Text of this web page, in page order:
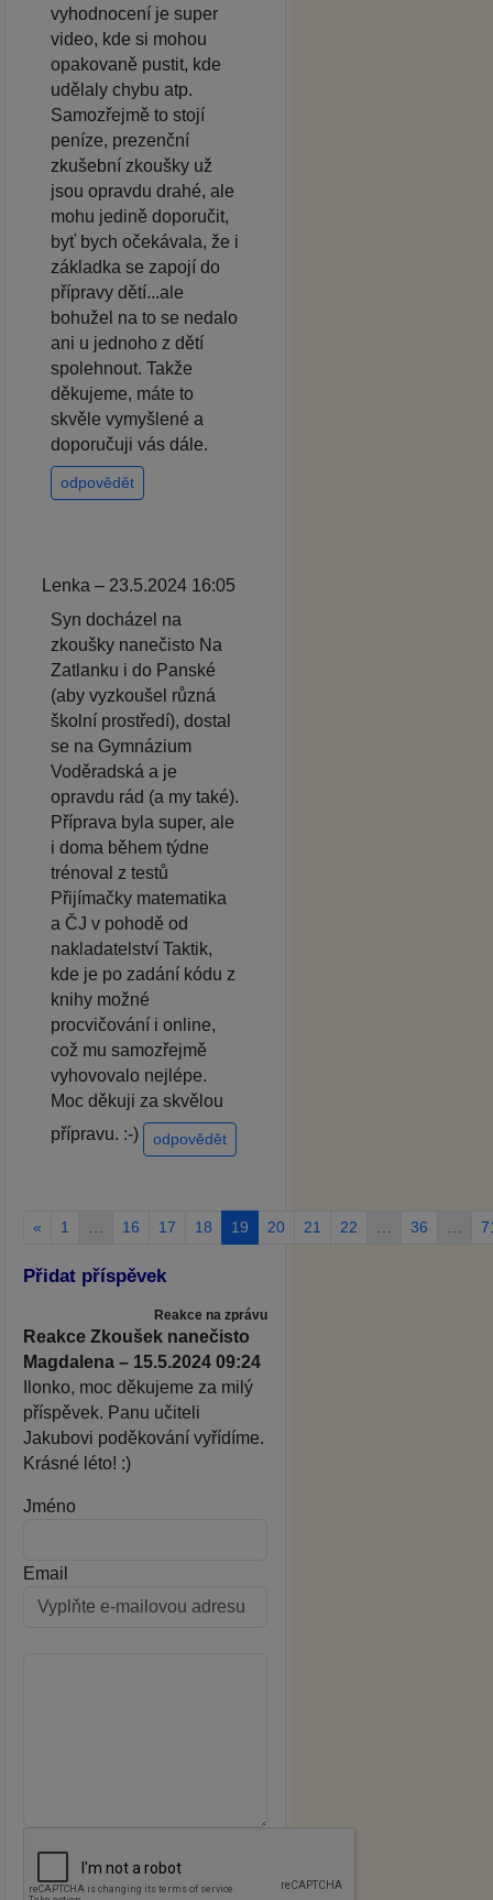
vyhodnocení je super
video, kde si mohou
opakovaně pustit, kde
udělaly chybu atp.
Samozřejmě to stojí
peníze, prezenční
zkušební zkoušky už
jsou opravdu drahé, ale
mohu jedině doporučit,
byť bych očekávala, že i
základka se zapojí do
přípravy dětí...ale
bohužel na to se nedalo
ani u jednoho z dětí
spolehnout. Takže
děkujeme, máte to
skvěle vymyšlené a
doporučuji vás dále.
odpovědět
Lenka – 23.5.2024 16:05
Syn docházel na
zkoušky nanečisto Na
Zatlanku i do Panské
(aby vyzkoušel různá
školní prostředí), dostal
se na Gymnázium
Voděradská a je
opravdu rád (a my také).
Příprava byla super, ale
i doma během týdne
trénoval z testů
Přijímačky matematika
a ČJ v pohodě od
nakladatelství Taktik,
kde je po zadání kódu z
knihy možné
procvičování i online,
což mu samozřejmě
vyhovovalo nejlépe.
Moc děkuji za skvělou
přípravu. :-)
odpovědět
« 1 16 17 18 19 20 21 22 36
Přidat příspěvek
Reakce na zprávu
Reakce Zkoušek nanečisto
Magdalena – 15.5.2024 09:24
Ilonko, moc děkujeme za milý
příspěvek. Panu učiteli
Jakubovi poděkování vyřídíme.
Krásné léto! :)
Jméno
Email